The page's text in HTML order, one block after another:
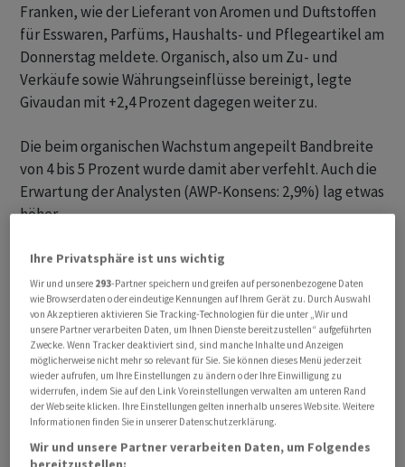
Franken, wie der Lieferant von Aromen und Duftstoffen
für Esswaren, Parfüms, Haushalts- und Pflegeartikel am
Donnerstag meldete. Organisch, also um Zu- und
Verkäufe sowie Währungseinflüsse bereinigt, legte
Givaudan mit +2,4 Prozent dagegen weiter zu.
Die beim organischen Wachstum angepeilt Bandbreite
von 4 bis 5 Prozent wurde damit aber verfehlt. Auch die
Erwartung der Analysten (AWP-Konsens: 2,9%) lag etwas
höher.
Nordamerika schwach
Givaudan hatte dabei im derzeit schwierigen
wirtschaftlichen Umfeld mit einer schwachen
Volumenentwicklung zu kämpfen. Während in den
Schwellenländern ein organisches Wachstum von 8,9
Prozent resultierte, sank dieses in den reifen Märkten
um 2,6 Prozent.
Besonders das Aromengeschäft im Nordamerika war mit
Ihre Privatsphäre ist uns wichtig
Wir und unsere 293-Partner speichern und greifen auf personenbezogene Daten
wie Browserdaten oder eindeutige Kennungen auf Ihrem Gerät zu. Durch Auswahl
von Akzeptieren aktivieren Sie Tracking-Technologien für die unter „Wir und
unsere Partner verarbeiten Daten, um Ihnen Dienste bereitzustellen“ aufgeführten
Zwecke. Wenn Tracker deaktiviert sind, sind manche Inhalte und Anzeigen
möglicherweise nicht mehr so relevant für Sie. Sie können dieses Menü jederzeit
wieder aufrufen, um Ihre Einstellungen zu ändern oder Ihre Einwilligung zu
widerrufen, indem Sie auf den Link Voreinstellungen verwalten am unteren Rand
der Webseite klicken. Ihre Einstellungen gelten innerhalb unseres Website. Weitere
Informationen finden Sie in unserer Datenschutzerklärung.
Wir und unsere Partner verarbeiten Daten, um Folgendes